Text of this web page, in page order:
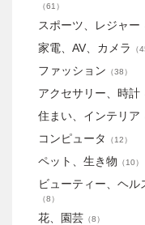
（61 ）
スポーツ、レジャー
家電、AV、カメラ （
ファッション （38）
アクセサリー、時計
住まい、インテリア
コンピュータ （12）
ペット、生き物 （10）
ビューティー、ヘル
（8）
花、園芸 （8）